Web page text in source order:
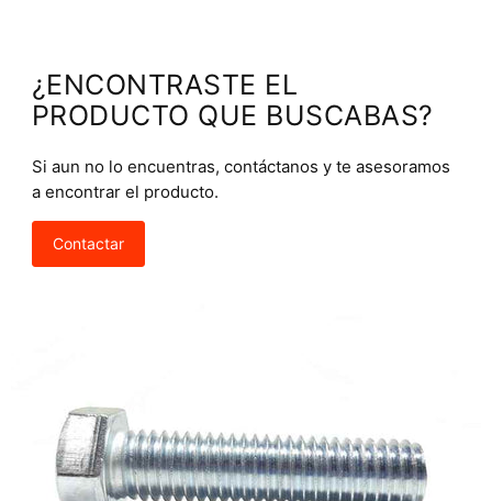
¿ENCONTRASTE EL
PRODUCTO QUE BUSCABAS?
Si aun no lo encuentras, contáctanos y te asesoramos
a encontrar el producto.
Contactar